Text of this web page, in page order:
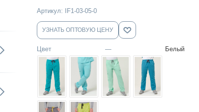
Артикул: IF1-03-05-0
УЗНАТЬ ОПТОВУЮ ЦЕНУ
Цвет — Белый